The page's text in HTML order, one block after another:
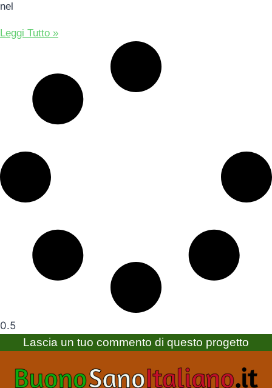
nel
Leggi Tutto »
Lascia un tuo commento di questo progetto